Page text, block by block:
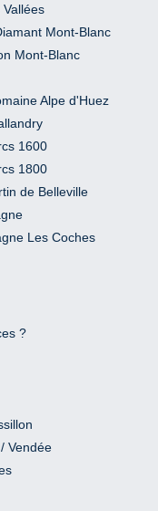
Mont-Blanc
Mont-Blanc
Alpe d'Huez
1600
1800
de Belleville
Les Coches
?
Vendée